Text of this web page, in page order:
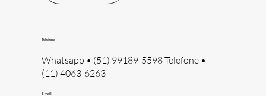
Telefone
Whatsapp • (51) 99189-5598 Telefone •
(11) 4063-6263
E-mail